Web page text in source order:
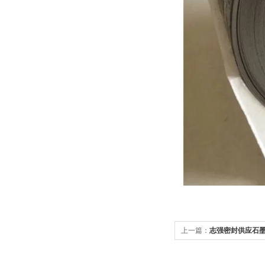
上一篇： 志强密封供应石